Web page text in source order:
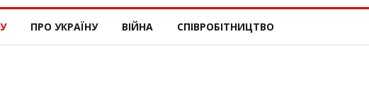
ПРО УКРАЇНУ ВІЙНА СПІВРОБІТНИЦТВО